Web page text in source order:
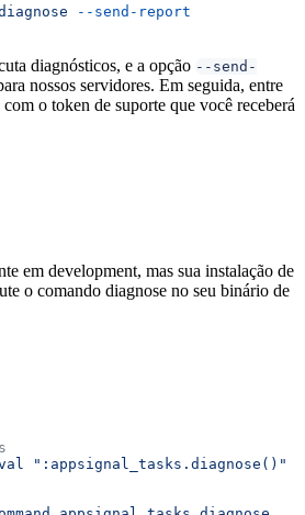
--send-report
diagnósticos, e a opção --send-
nossos servidores. Em seguida, entre
com o token de suporte que você receberá
em development, mas sua instalação de
o comando diagnose no seu binário de
":appsignal_tasks.diagnose()"